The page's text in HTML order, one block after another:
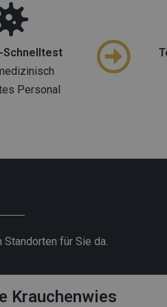
Schnelltest
Personal
für Sie da.
Krauchenwies